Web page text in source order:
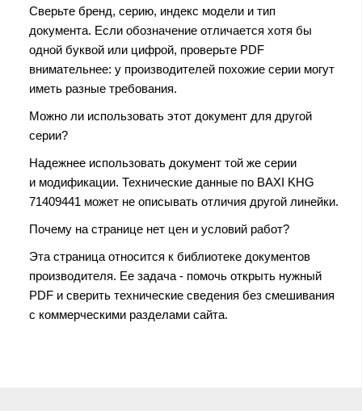
Сверьте бренд, серию, индекс модели и тип
документа. Если обозначение отличается хотя бы
одной буквой или цифрой, проверьте PDF
внимательнее: у производителей похожие серии могут
иметь разные требования.
Можно ли использовать этот документ для другой
серии?
Надежнее использовать документ той же серии
и модификации. Технические данные по BAXI KHG
71409441 может не описывать отличия другой линейки.
Почему на странице нет цен и условий работ?
Эта страница относится к библиотеке документов
производителя. Ее задача - помочь открыть нужный
PDF и сверить технические сведения без смешивания
с коммерческими разделами сайта.